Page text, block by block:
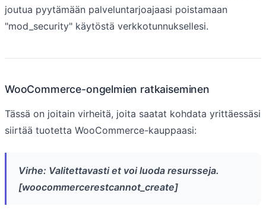
joutua pyytämään palveluntarjoajaasi poistamaan
"mod_security" käytöstä verkkotunnuksellesi.
WooCommerce-ongelmien ratkaiseminen
Tässä on joitain virheitä, joita saatat kohdata yrittäessäsi
siirtää tuotetta WooCommerce-kauppaasi:
Virhe: Valitettavasti et voi luoda resursseja.
[woocommercerestcannot_create]